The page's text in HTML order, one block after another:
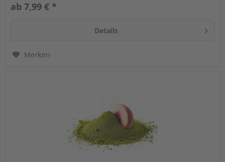
ab 7,99 € *
Details
Merken